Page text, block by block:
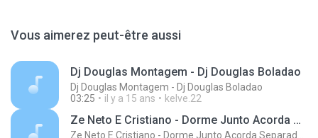
Vous aimerez peut-être aussi
Dj Douglas Montagem - Dj Douglas Boladao
Dj Douglas Montagem - Dj Douglas Boladao
03:25
il y a 15 ans kelve.22
Ze Neto E Cristiano - Dorme Junto Acorda Separado - Top 20 Sertanejas de 2015